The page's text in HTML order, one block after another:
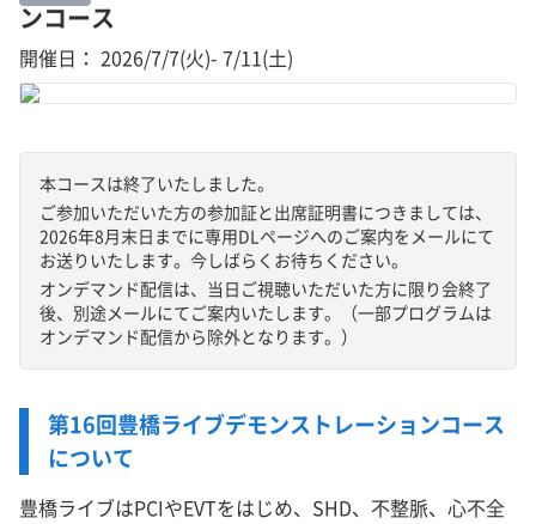
ンコース
開催日： 2026/7/7(火)- 7/11(土)
本コースは終了いたしました。
ご参加いただいた方の参加証と出席証明書につきましては、
2026年8月末日までに専用DLページへのご案内をメールにて
お送りいたします。今しばらくお待ちください。
オンデマンド配信は、当日ご視聴いただいた方に限り会終了
後、別途メールにてご案内いたします。（一部プログラムは
オンデマンド配信から除外となります。）
第16回豊橋ライブデモンストレーションコース
について
豊橋ライブはPCIやEVTをはじめ、SHD、不整脈、心不全